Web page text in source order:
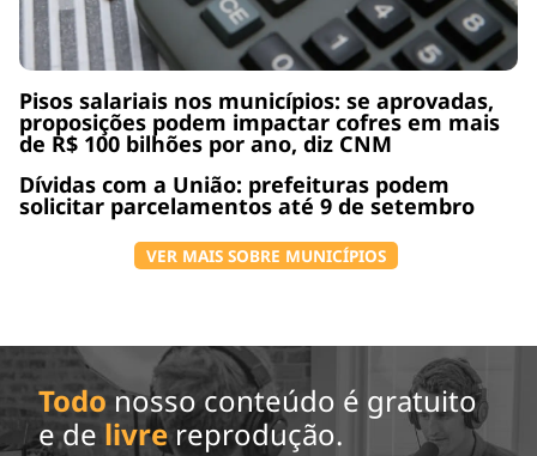
Pisos salariais nos municípios: se aprovadas,
proposições podem impactar cofres em mais
de R$ 100 bilhões por ano, diz CNM
Dívidas com a União: prefeituras podem
solicitar parcelamentos até 9 de setembro
VER MAIS SOBRE MUNICÍPIOS
Todo nosso conteúdo é gratuito
e de livrereprodução.